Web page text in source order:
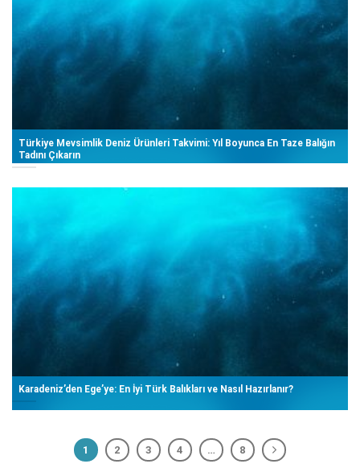
Türkiye Mevsimlik Deniz Ürünleri Takvimi: Yıl Boyunca En Taze Balığın
Tadını Çıkarın
Karadeniz’den Ege’ye: En İyi Türk Balıkları ve Nasıl Hazırlanır?
1 2 3 4 … 8